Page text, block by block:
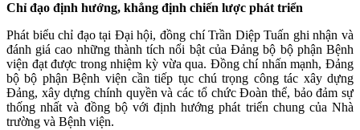
Chỉ đạo định hướng, khẳng định chiến lược phát triển
Phát biểu chỉ đạo tại Đại hội, đồng chí Trần Diệp Tuấn ghi nhận và
đánh giá cao những thành tích nổi bật của Đảng bộ bộ phận Bệnh
viện đạt được trong nhiệm kỳ vừa qua. Đồng chí nhấn mạnh, Đảng
bộ bộ phận Bệnh viện cần tiếp tục chú trọng công tác xây dựng
Đảng, xây dựng chính quyền và các tổ chức Đoàn thể, bảo đảm sự
thống nhất và đồng bộ với định hướng phát triển chung của Nhà
trường và Bệnh viện.